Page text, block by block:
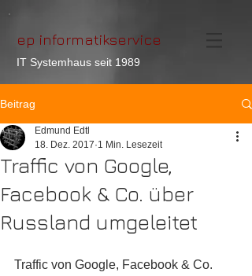
ep informatikservice
IT Systemhaus seit 1989
Beitrag
Traffic von Google,
Facebook & Co. über
Russland umgeleitet
Edmund Edtl
18. Dez. 2017 1 Min. Lesezeit
Traffic von Google, Facebook & Co.